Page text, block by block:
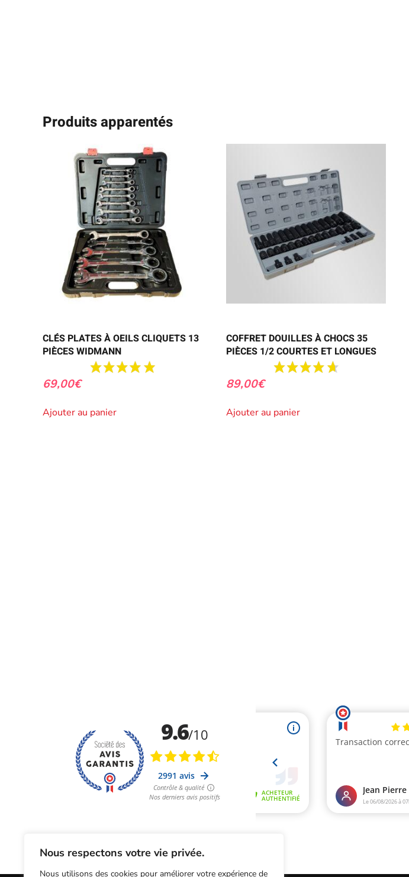
Nous respectons votre vie privée.
Nous utilisons des cookies pour améliorer votre expérience de
Produits apparentés
CLÉS PLATES À OEILS CLIQUETS 13
PIÈCES WIDMANN
69,00€
Ajouter au panier
COFFRET DOUILLES À CHOCS 35
PIÈCES 1/2 COURTES ET LONGUES
89,00€
Ajouter au panier